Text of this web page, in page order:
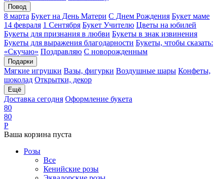
Повод
8 марта Букет на День Матери С Днем Рождения Букет маме
14 февраля 1 Сентября Букет Учителю Цветы на юбилей
Букеты для признания в любви Букеты в знак извинения
Букеты для выражения благодарности Букеты, чтобы сказать:
«Скучаю» Поздравляю С новорожденным
Подарки
Мягкие игрушки Вазы, фигурки Воздушные шары Конфеты,
шоколад Открытки, декор
Ещё
Доставка сегодня Оформление букета
80
80
Р
Ваша корзина пуста
Розы
Все
Кенийские розы